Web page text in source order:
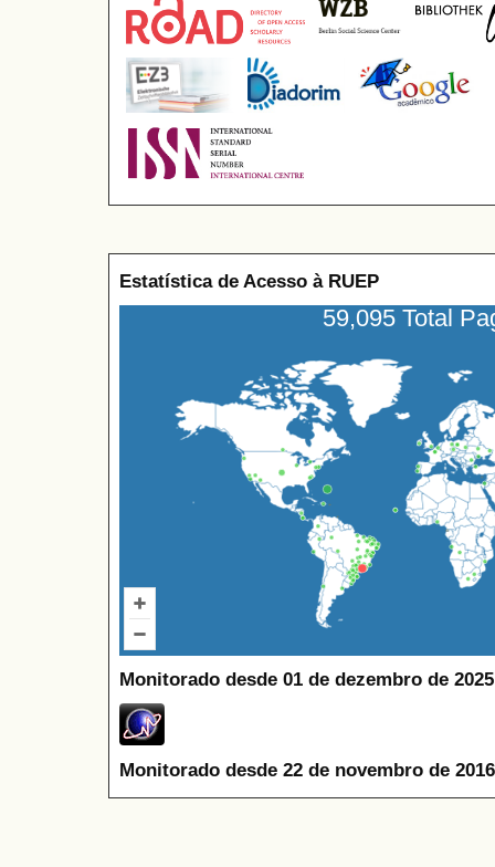
Estatística de Acesso à RUEP
59,095 Total
Monitorado desde 01 de dezembro de
Monitorado desde 22 de novembro de